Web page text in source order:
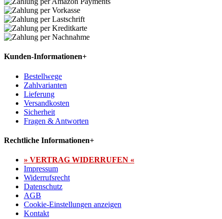
Kunden-Informationen+
Bestellwege
Zahlvarianten
Lieferung
Versandkosten
Sicherheit
Fragen & Antworten
Rechtliche Informationen+
» VERTRAG WIDERRUFEN «
Impressum
Widerrufsrecht
Datenschutz
AGB
Cookie-Einstellungen anzeigen
Kontakt